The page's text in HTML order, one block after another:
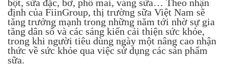
bột, sữa đặc, bơ, phô mai, váng sữa… Theo nhận
định của FiinGroup, thị trường sữa Việt Nam sẽ
tăng trưởng mạnh trong những năm tới nhờ sự gia
tăng dân số và các sáng kiến cải thiện sức khỏe,
trong khi người tiêu dùng ngày một nâng cao nhận
thức về sức khỏe qua việc sử dụng các sản phẩm
sữa.